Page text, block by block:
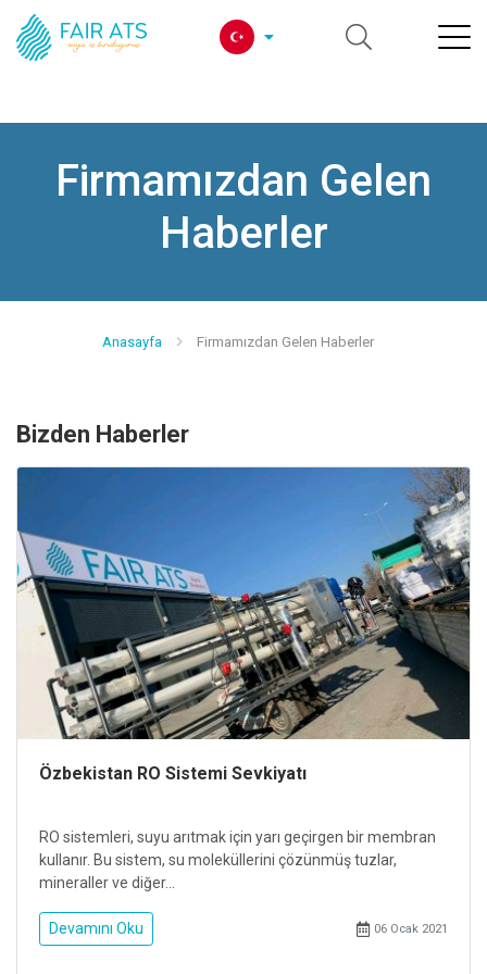
Firmamızdan Gelen
Haberler
Anasayfa Firmamızdan Gelen Haberler
Bizden Haberler
Özbekistan RO Sistemi Sevkiyatı
RO sistemleri, suyu arıtmak için yarı geçirgen bir membran
kullanır. Bu sistem, su moleküllerini çözünmüş tuzlar,
mineraller ve diğer...
Devamını Oku 06 Ocak 2021